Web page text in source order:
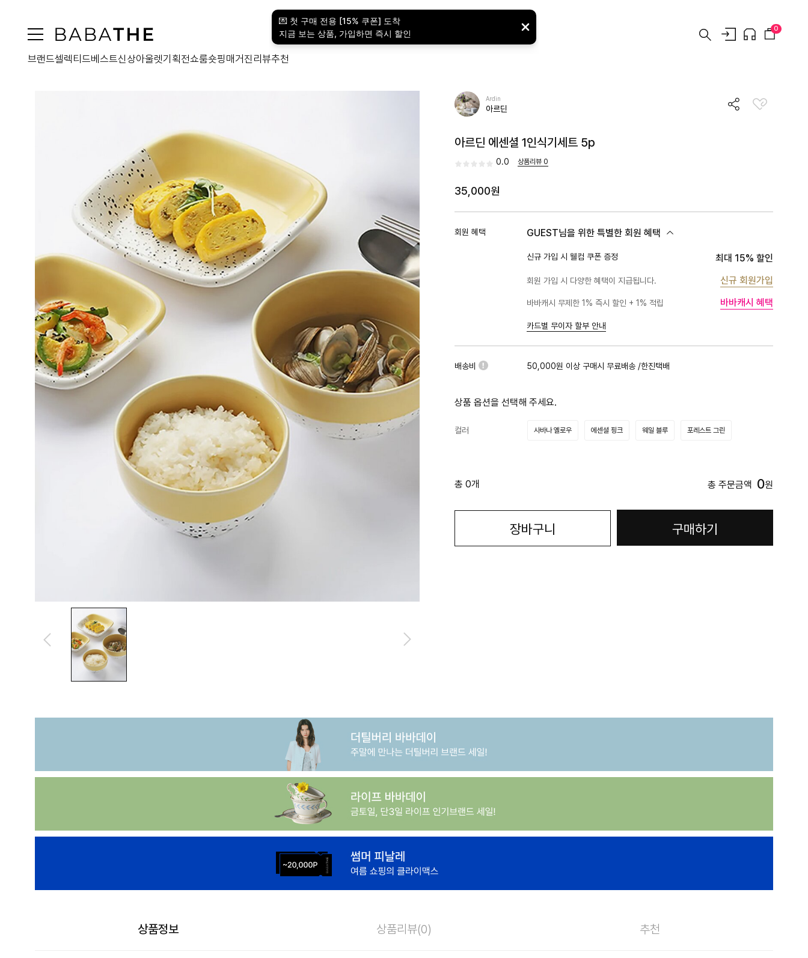
0
브랜드셀렉티드베스트신상아울렛기획전쇼룸숏핑 매거진 리뷰추천
Ardin
아르딘
아르딘 에센셜 1인식기세트 5p
0.0 상품리뷰 0
35,000원
회원 혜택 GUEST님을 위한 특별한 회원 혜택
신규 가입 시 웰컴 쿠폰 증정 최대 15% 할인
회원 가입 시 다양한 혜택이 지급됩니다. 신규 회원가입
바바캐시 무제한 1% 즉시 할인 + 1% 적립 바바캐시 혜택
카드별 무이자 할부 안내
배송비 50,000원 이상 구매시 무료배송 /한진택배
상품 옵션을 선택해 주세요.
컬러 사바나 옐로우 에센셜 핑크 웨일 블루 포레스트 그린
총 0개 총 주문금액 0원
장바구니 구매하기
상품정보 상품리뷰(0) 추천